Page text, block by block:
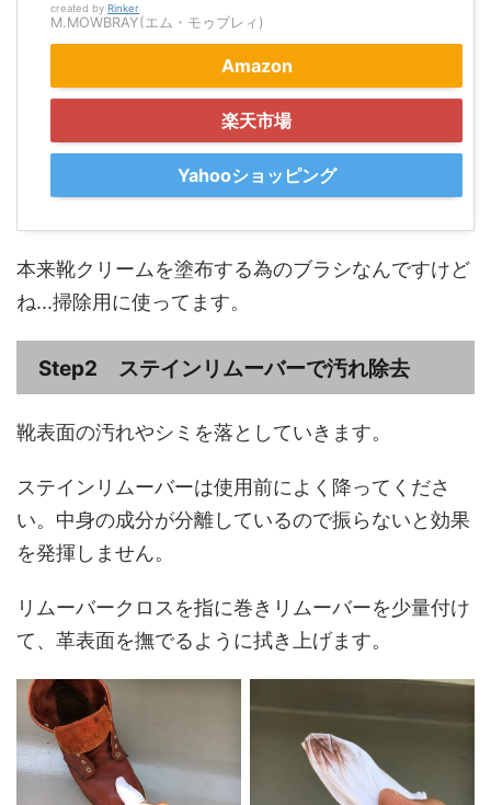
created by Rinker
M.MOWBRAY(エム・モゥブレィ)
Amazon
楽天市場
Yahooショッピング
本来靴クリームを塗布する為のブラシなんですけど
ね...掃除用に使ってます。
Step2 ステインリムーバーで汚れ除去
靴表面の汚れやシミを落としていきます。
ステインリムーバーは使用前によく降ってくださ
い。中身の成分が分離しているので振らないと効果
を発揮しません。
リムーバークロスを指に巻きリムーバーを少量付け
て、革表面を撫でるように拭き上げます。